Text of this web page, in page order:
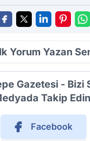
Yorum Yazan
Gazetesi - Bizi
Takip
Facebook